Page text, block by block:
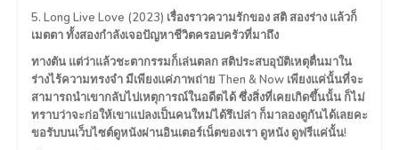
5. Long Live Love (2023) เรื่องราวความรักของ สติ สองร่าง แล้วก็
เมตตา ทั้งสองกำลังเจอปัญหาชีวิตครอบครัวที่มาถึง
ทางตัน แต่ว่าแล้วชะตากรรมก็เล่นตลก สติประสบอุบัติเหตุตื่นมาใน
ร่างไร้ความทรงจำ มีเพียงแค่ภาพถ่าย Then & Now เพียงแค่นั้นที่จะ
สามารถนำเขากลับไปเหตุการณ์ในอดีตได้ ซึ่งสิ่งที่เคยเกิดขึ้นนั้น ก็ไม่
ทราบว่าจะก่อให้เขาแปลงเป็นคนใหม่ได้รึเปล่า ก็มาลองดูกันได้เลยคะ
ขอรับบนเว็บไซต์ดูหนังผ่านอินเตอร์เน็ตของเรา ดูหนัง ดูฟรีแค่นั้น!